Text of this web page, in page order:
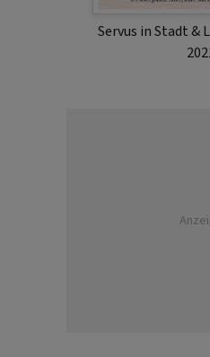
Servus in Stadt &